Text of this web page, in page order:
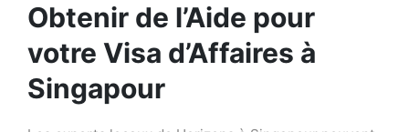
Obtenir de l’Aide pour
votre Visa d’Affaires à
Singapour